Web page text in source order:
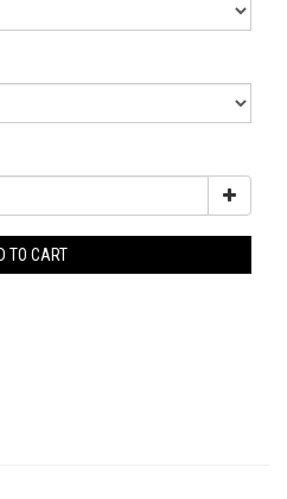
TO CART